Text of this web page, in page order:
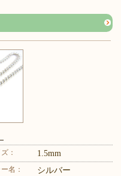
： 1.5mm
名： シルバー